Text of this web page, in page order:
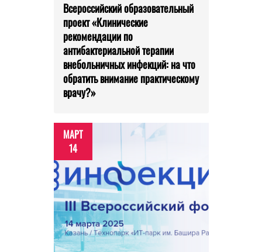
Всероссийский образовательный
проект «Клинические
рекомендации по
антибактериальной терапии
внебольничных инфекций: на что
обратить внимание практическому
врачу?»
МАРТ
14